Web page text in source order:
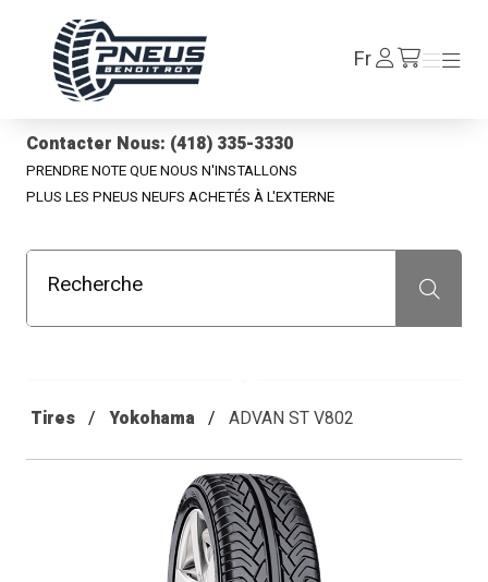
FrSe
connecter/fr/cart
Menu
Menu
Contacter Nous: (418) 335-3330
PRENDRE NOTE QUE NOUS N'INSTALLONS
PLUS LES PNEUS NEUFS ACHETÉS À L'EXTERNE
Recherche Recherche
Tires Yokohama ADVAN ST V802